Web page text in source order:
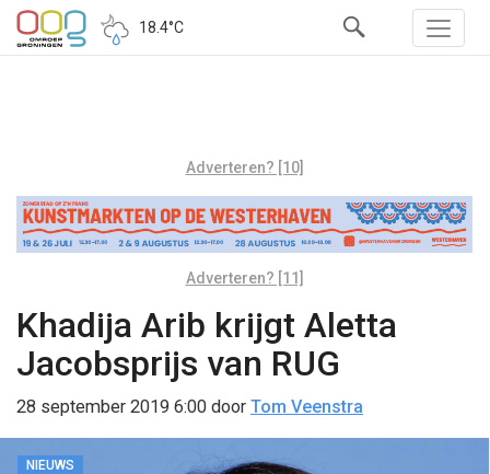
18.4°C
Adverteren? [10]
Adverteren? [11]
Khadija Arib krijgt Aletta
Jacobsprijs van RUG
28 september 2019 6:00 door Tom Veenstra
NIEUWS